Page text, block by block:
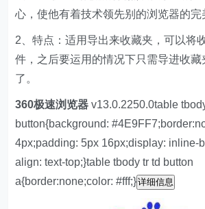
心，使他有着技术领先别的浏览器的完
2、特点：适用导出来收藏夹，可以将
件，之后要运用的情况下只需导进收藏
了。
360极速浏览器 v13.0.2250.0table
button{background:
4px;padding: 5px 16px;display: inline-
align: text-top;}table tbody tr td button
a{border:none;color: #fff;}详细信息